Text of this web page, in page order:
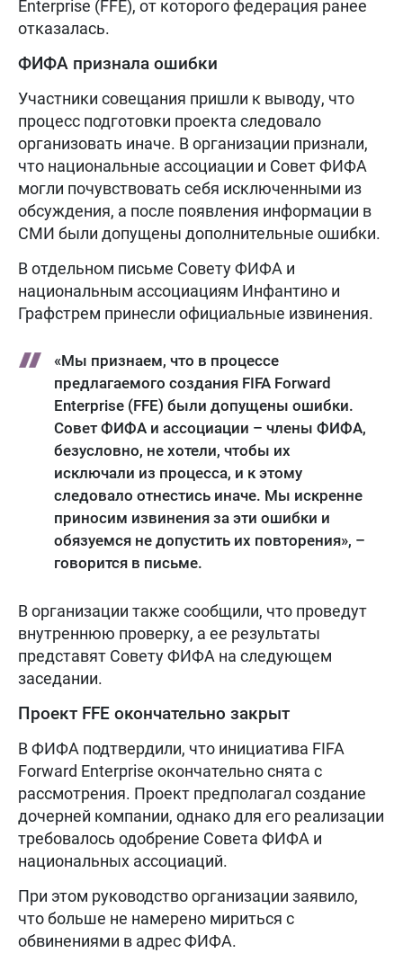
Enterprise (FFE), от которого федерация ранее
отказалась.
ФИФА признала ошибки
Участники совещания пришли к выводу, что
процесс подготовки проекта следовало
организовать иначе. В организации признали,
что национальные ассоциации и Совет ФИФА
могли почувствовать себя исключенными из
обсуждения, а после появления информации в
СМИ были допущены дополнительные ошибки.
В отдельном письме Совету ФИФА и
национальным ассоциациям Инфантино и
Графстрем принесли официальные извинения.
«Мы признаем, что в процессе
предлагаемого создания FIFA Forward
Enterprise (FFE) были допущены ошибки.
Совет ФИФА и ассоциации – члены ФИФА,
безусловно, не хотели, чтобы их
исключали из процесса, и к этому
следовало отнестись иначе. Мы искренне
приносим извинения за эти ошибки и
обязуемся не допустить их повторения», –
говорится в письме.
В организации также сообщили, что проведут
внутреннюю проверку, а ее результаты
представят Совету ФИФА на следующем
заседании.
Проект FFE окончательно закрыт
В ФИФА подтвердили, что инициатива FIFA
Forward Enterprise окончательно снята с
рассмотрения. Проект предполагал создание
дочерней компании, однако для его реализации
требовалось одобрение Совета ФИФА и
национальных ассоциаций.
При этом руководство организации заявило,
что больше не намерено мириться с
обвинениями в адрес ФИФА.